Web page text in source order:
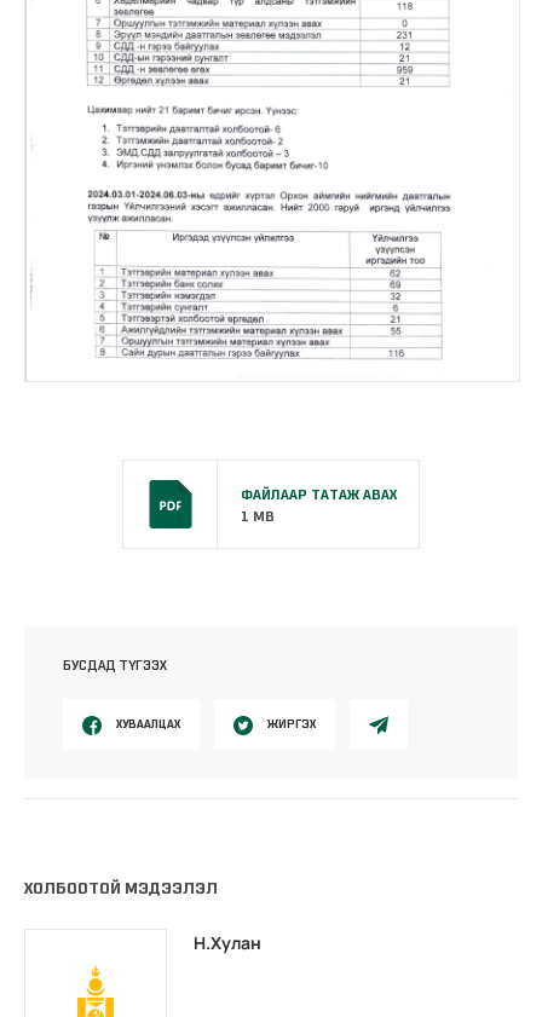
ФАЙЛААР ТАТАЖ АВАХ
1 MB
БУСДАД ТҮГЭЭХ
ХУВААЛЦАХ ЖИРГЭХ
ХОЛБООТОЙ МЭДЭЭЛЭЛ
Н.Хулан